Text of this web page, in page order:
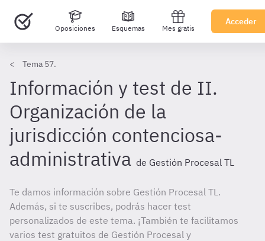
Oposiciones Esquemas Mes gratis
Acceder
Tema 57.
Información y test de II.
Organización de la
jurisdicción contenciosa-
administrativa de Gestión Procesal TL
Te damos información sobre Gestión Procesal TL.
Además, si te suscribes, podrás hacer test
personalizados de este tema. ¡También te facilitamos
varios test gratuitos de Gestión Procesal y